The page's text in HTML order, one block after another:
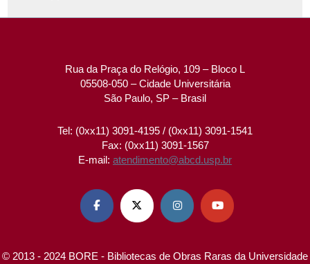
Rua da Praça do Relógio, 109 – Bloco L
05508-050 – Cidade Universitária
São Paulo, SP – Brasil
Tel: (0xx11) 3091-4195 / (0xx11) 3091-1541
Fax: (0xx11) 3091-1567
E-mail: atendimento@abcd.usp.br
   
© 2013 - 2024 BORE - Bibliotecas de Obras Raras da Universidade